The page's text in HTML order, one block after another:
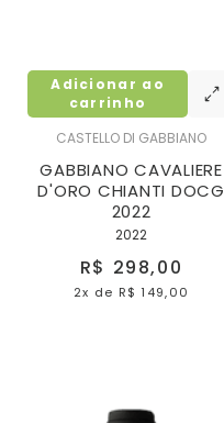
CASTELLO DI GABBIANO
GABBIANO CAVALIERE
D'ORO CHIANTI DOCG
2022
2022
R$ 298,00
2x de R$ 149,00
Adicionar ao
carrinho